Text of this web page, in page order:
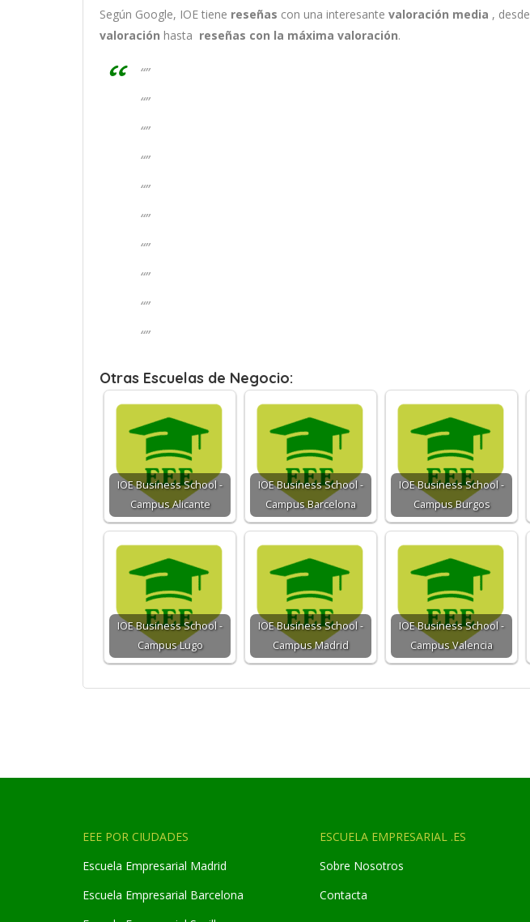
Según Google, IOE tiene reseñas con una interesante valoración media , desde
valoración hasta reseñas con la máxima valoración.
“”
“”
“”
“”
“”
“”
“”
“”
“”
“”
Otras Escuelas de Negocio:
IOE Business School -
Campus Alicante
IOE Business School -
Campus Barcelona
IOE Business School -
Campus Burgos
IOE Business School -
Campus Lugo
IOE Business School -
Campus Madrid
IOE Business School -
Campus Valencia
EEE POR CIUDADES
Escuela Empresarial Madrid
Escuela Empresarial Barcelona
ESCUELA EMPRESARIAL .ES
Sobre Nosotros
Contacta